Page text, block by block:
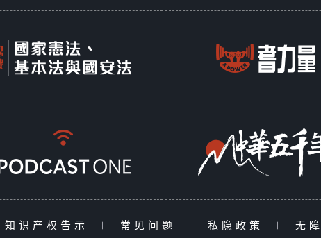
知识产权告示 | 常见问题 | 私隐政策 | 无